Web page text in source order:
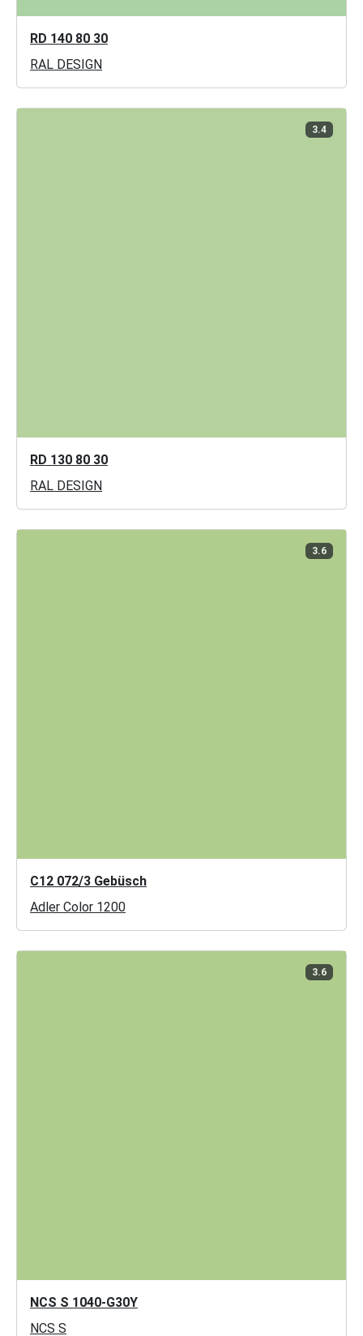
RD 140 80 30
RAL DESIGN
3.4
RD 130 80 30
RAL DESIGN
3.6
C12 072/3 Gebüsch
Adler Color 1200
3.6
NCS S 1040-G30Y
NCS S